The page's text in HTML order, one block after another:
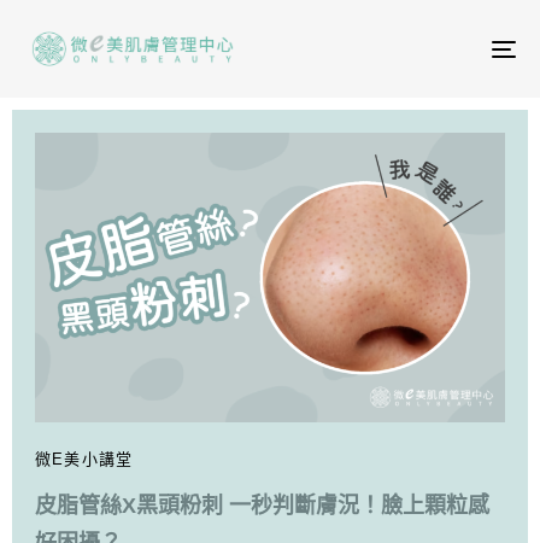
微E美小講堂
皮脂管絲X黑頭粉刺 一秒判斷膚況！臉上顆粒感